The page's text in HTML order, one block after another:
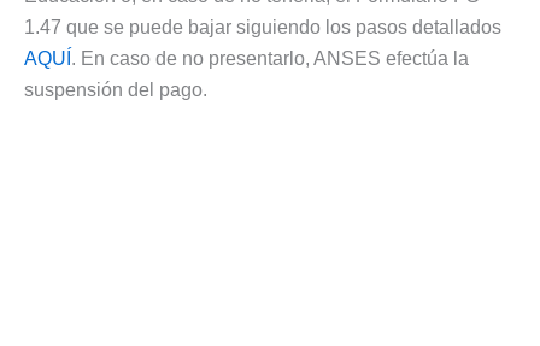
1.47 que se puede bajar siguiendo los pasos detallados
AQUÍ . En caso de no presentarlo, ANSES efectúa la
suspensión del pago.